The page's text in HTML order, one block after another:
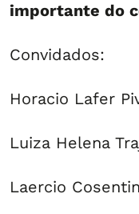
importante do
Convidados:
Horacio Lafer
Luiza Helena
Laercio